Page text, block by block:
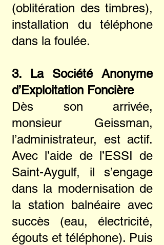
(oblitération des timbres),
installation du téléphone
dans la foulée.
3. La Société Anonyme
d’Exploitation Foncière
Dès son arrivée,
monsieur Geissman,
l’administrateur, est actif.
Avec l’aide de l’ESSI de
Saint-Aygulf, il s’engage
dans la modernisation de
la station balnéaire avec
succès (eau, électricité,
égouts et téléphone). Puis